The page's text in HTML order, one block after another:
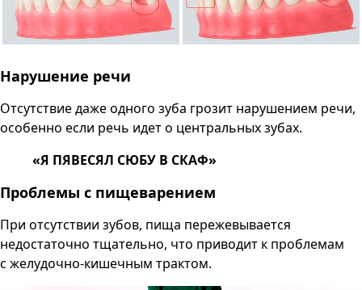
Нарушение речи
Отсутствие даже одного зуба грозит нарушением речи,
особенно если речь идет о центральных зубах.
«Я ПЯВЕСЯЛ СЮБУ В СКАФ»
Проблемы с пищеварением
При отсутствии зубов, пища пережевывается
недостаточно тщательно, что приводит к проблемам
с желудочно-кишечным трактом.